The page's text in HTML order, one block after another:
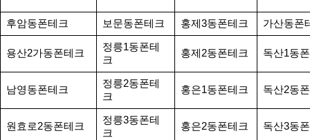
후암동폰테크 보문동폰테크 홍제3동폰테크 가산동폰
용산2가동폰테크
정릉1동폰테
크
홍제2동폰테크 독산1동
남영동폰테크
정릉2동폰테
크
홍은1동폰테크 독산2동
원효로2동폰테크
정릉3동폰테
크
홍은2동폰테크 독산3동